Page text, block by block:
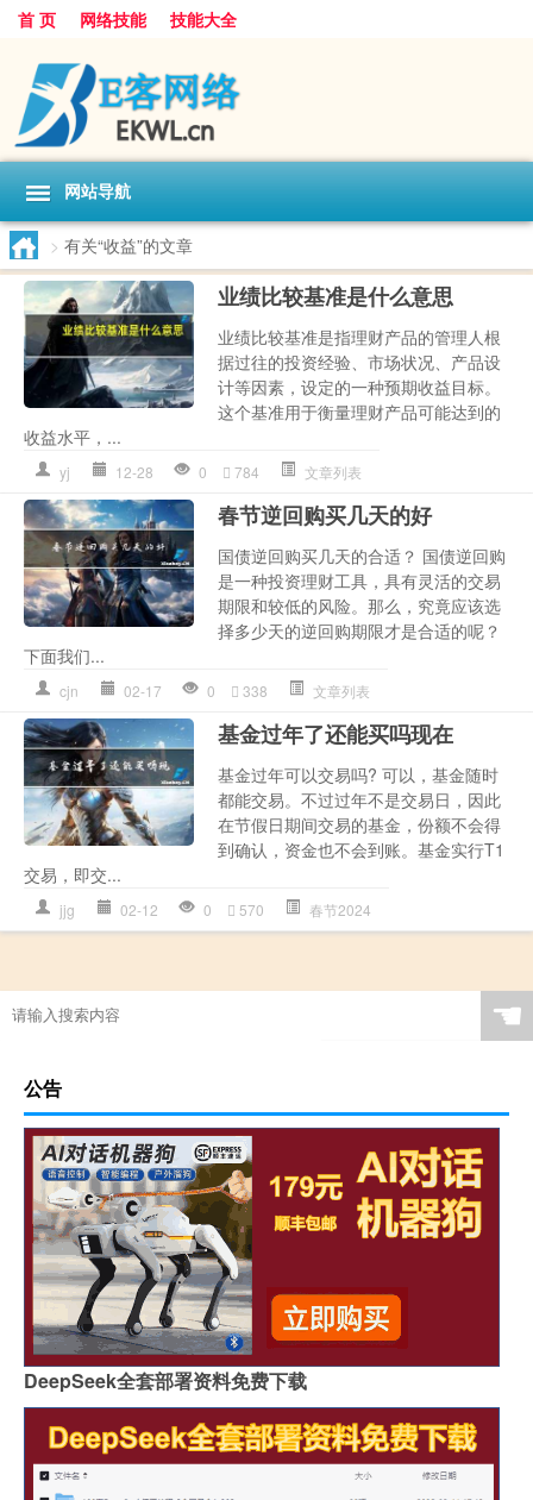
首 页 网络技能 技能大全
网站导航
> 有关“收益”的文章
业绩比较基准是什么意思
业绩比较基准是指理财产品的管理人根
据过往的投资经验、市场状况、产品设
计等因素，设定的一种预期收益目标。
这个基准用于衡量理财产品可能达到的
收益水平，...
yj 12-28 0 784 文章列表
春节逆回购买几天的好
国债逆回购买几天的合适？ 国债逆回购
是一种投资理财工具，具有灵活的交易
期限和较低的风险。那么，究竟应该选
择多少天的逆回购期限才是合适的呢？
下面我们...
cjn 02-17 0 338 文章列表
基金过年了还能买吗现在
基金过年可以交易吗? 可以，基金随时
都能交易。不过过年不是交易日，因此
在节假日期间交易的基金，份额不会得
到确认，资金也不会到账。基金实行T1
交易，即交...
jjg 02-12 0 570 春节2024
☚
公告
DeepSeek全套部署资料免费下载